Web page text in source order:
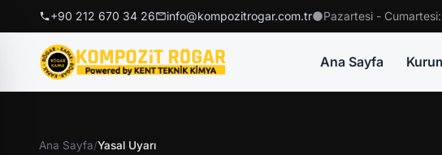
+90 212 670 34 26 info@kompozitrogar.com.tr Pazartesi -
Ana Sayfa
Ana Sayfa/Yasal Uyarı